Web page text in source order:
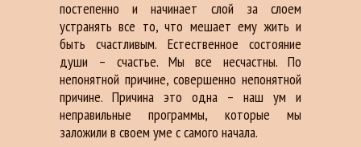
постепенно и начинает слой за слоем
устранять все то, что мешает ему жить и
быть счастливым. Естественное состояние
души – счастье. Мы все несчастны. По
непонятной причине, совершенно непонятной
причине. Причина это одна – наш ум и
неправильные программы, которые мы
заложили в своем уме с самого начала.